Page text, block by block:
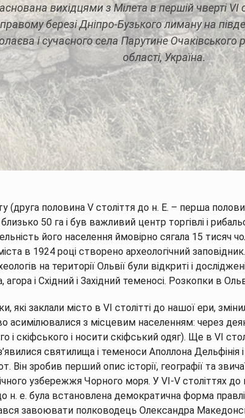
вихідцями з Мілета в першій чверті VI
правому березі Дніпро-Бузького лиману на
і сучасного села Парутине Очаківського
області, Україна.
(друга половина V століття до н. Е. – перша
50 га і був важливий центр торгівлі і
його населення ймовірно сягала 15 тисяч
в 1924 році створено археологічний
на території Ольвії були відкриті і
агора і Східний і Західний теменосі. Розкопки в
які заклали місто в VI столітті до нашої ери,
асимілювалися з місцевим населенням: через
і скіфського і носити скіфський одяг). Ще в VI
святилища і теменоси Аполлона Дельфінія
Він зробив перший опис історії, географії та
узбережжя Чорного моря. У VI-V століттях до
н. е. була встановлена ​​демократична форма
завоювати полководець Олександра